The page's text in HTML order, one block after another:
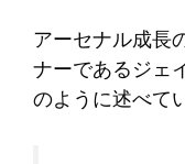
アーセナル成長
ナーであるジェ
のように述べて